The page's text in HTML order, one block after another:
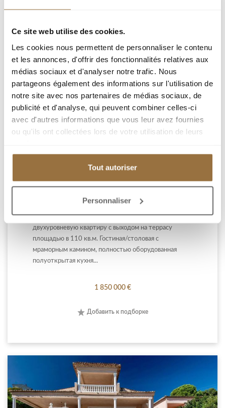
Ce site web utilise des cookies.
Les cookies nous permettent de personnaliser le contenu
et les annonces, d'offrir des fonctionnalités relatives aux
médias sociaux et d'analyser notre trafic. Nous
partageons également des informations sur l'utilisation de
notre site avec nos partenaires de médias sociaux, de
publicité et d'analyse, qui peuvent combiner celles-ci
avec d'autres informations que vous leur avez fournies
ou qu'ils ont collectées lors de votre utilisation de leurs
Tout autoriser
Personnaliser
ВИЛЛА В 295 М.КВ. С БАССЕЙНОМ И ПАНОРАМНЫМ
ВИДОМ В НИЦЦЕ.
NICE ХОЛМЫ
положении, великолепная вилла в стиле Ар-деко
площадью в 295 кв.м (262 кв.м. по закону Карреса) с
на город и море и всех комнат. Основная часть,
площадью в 203 кв.м., представляет собой
двухуровневую квартиру с выходом на террасу
площадью в 110 кв.м. Гостиная/столовая с
мраморным камином, полностью оборудованная
полуоткрытая кухня...
1 850 000 €
Добавить к подборке